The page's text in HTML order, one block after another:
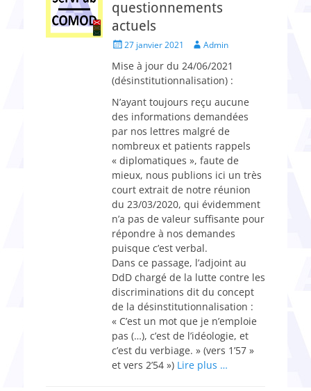
questionnements
actuels
Posted27 janvier 2021 Author
Admin
Mise à jour du 24/06/2021
(désinstitutionnalisation) :
N’ayant toujours reçu aucune
des informations demandées
par nos lettres malgré de
nombreux et patients rappels
« diplomatiques », faute de
mieux, nous publions ici un très
court extrait de notre réunion
du 23/03/2020, qui évidemment
n’a pas de valeur suffisante pour
répondre à nos demandes
puisque c’est verbal.
Dans ce passage, l’adjoint au
DdD chargé de la lutte contre les
discriminations dit du concept
de la désinstitutionnalisation :
« C’est un mot que je n’emploie
pas (…), c’est de l’idéologie, et
c’est du verbiage. » (vers 1’57 »
et vers 2’54 ») Lire plus …